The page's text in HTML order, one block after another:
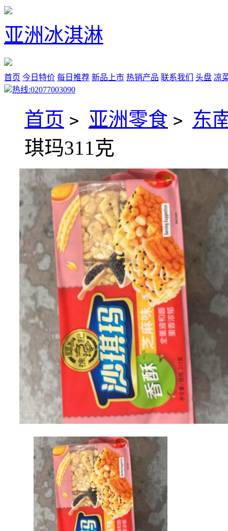
亚洲冰淇淋
首页 今日特价 每日推荐 新品上市 热销产品 联系我们 头盘 凉
热线:02077003090
首页 > 亚洲零食 > 东
琪玛311克